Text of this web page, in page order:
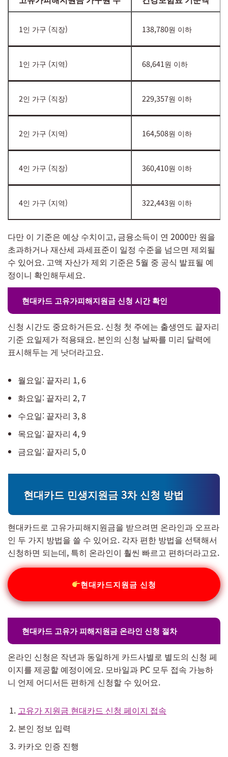
1인 가구 (직장) 138,780원 이하
1인 가구 (지역) 68,641원 이하
2인 가구 (직장) 229,357원 이하
2인 가구 (지역) 164,508원 이하
4인 가구 (직장) 360,410원 이하
4인 가구 (지역) 322,443원 이하
다만 이 기준은 예상 수치이고, 금융소득이 연 2000만 원을
초과하거나 재산세 과세표준이 일정 수준을 넘으면 제외될
수 있어요. 고액 자산가 제외 기준은 5월 중 공식 발표될 예
정이니 확인해두세요.
현대카드 고유가피해지원금 신청 시간 확인
신청 시간도 중요하거든요. 신청 첫 주에는 출생연도 끝자리
기준 요일제가 적용돼요. 본인의 신청 날짜를 미리 달력에
표시해두는 게 낫더라고요.
월요일: 끝자리 1, 6
화요일: 끝자리 2, 7
수요일: 끝자리 3, 8
목요일: 끝자리 4, 9
금요일: 끝자리 5, 0
현대카드 민생지원금 3차 신청 방법
현대카드로 고유가피해지원금을 받으려면 온라인과 오프라
인 두 가지 방법을 쓸 수 있어요. 각자 편한 방법을 선택해서
신청하면 되는데, 특히 온라인이 훨씬 빠르고 편하더라고요.
현대카드지원금 신청
현대카드 고유가 피해지원금 온라인 신청 절차
온라인 신청은 작년과 동일하게 카드사별로 별도의 신청 페
이지를 제공할 예정이에요. 모바일과 PC 모두 접속 가능하
니 언제 어디서든 편하게 신청할 수 있어요.
고유가 지원금 현대카드 신청 페이지 접속
본인 정보 입력
카카오 인증 진행